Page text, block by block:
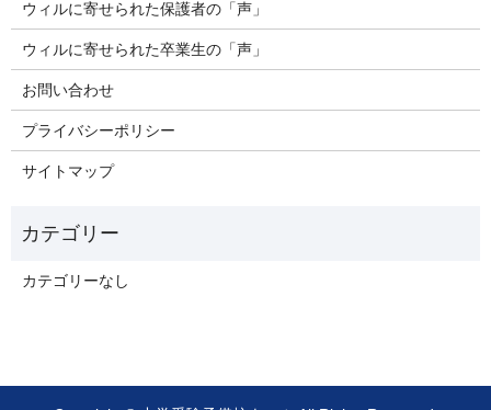
ウィルに寄せられた保護者の「声」
ウィルに寄せられた卒業生の「声」
お問い合わせ
プライバシーポリシー
サイトマップ
カテゴリーなし